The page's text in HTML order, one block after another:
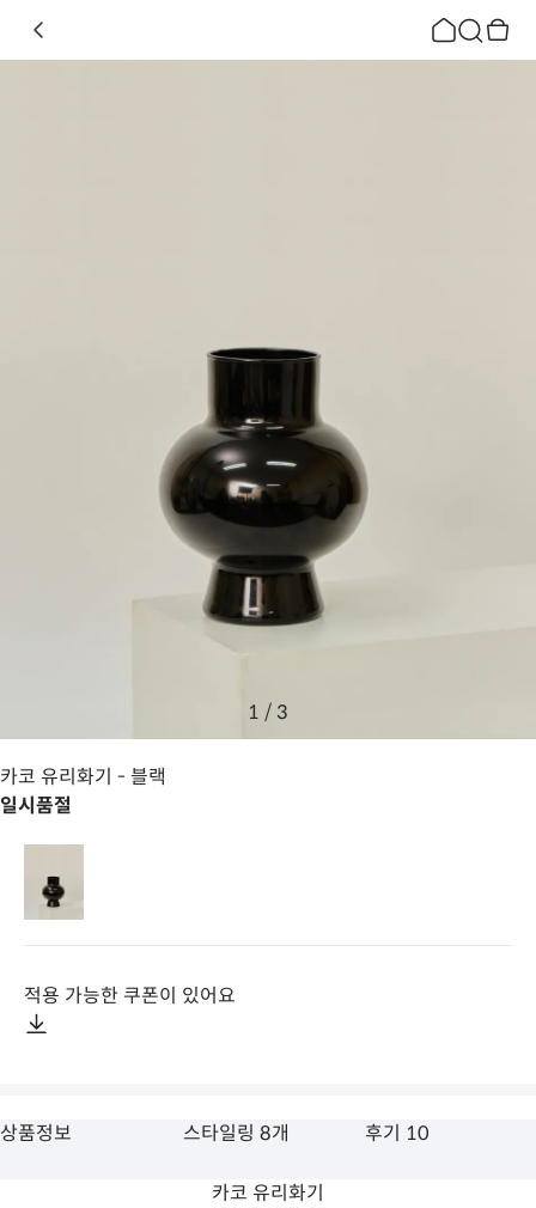
1 / 3
카코 유리화기 - 블랙
일시품절
적용 가능한 쿠폰이 있어요
상품정보 스타일링 8개 후기 10
카코 유리화기